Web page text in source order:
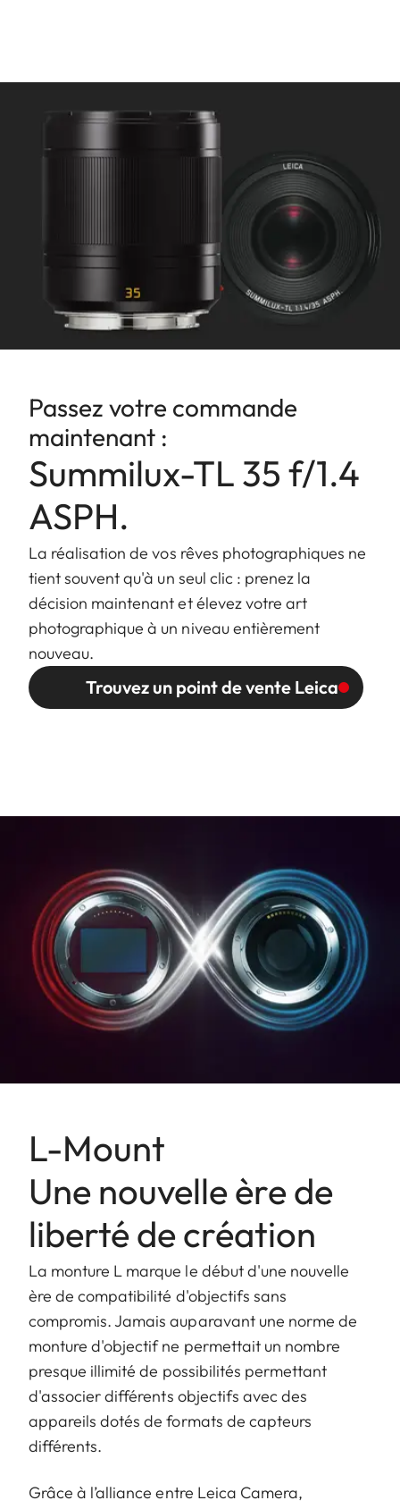
Plus petit objet/Plus large objet
dans le champ de vision : 220 x
Réglage : Électronique,
ajustement grâce au boutons
de réglages de l'appareil,
troisièmes valeurs disponibles
Plus petite valeur : 16
Fermeture
baïonnette
Porte-filtre/
Parasoleil
Filetage interne pour les filtres
E60, porte filtre non vissable,
Finition
Anodisé Noir/Argent
Dimensions
et Poids
(sans/avec
parasoleil)
Longueur à la baïonnette :
approx. 77/123 mm
Diamètre le plus large : approx.
70/81 mm
Poids : approx. 428/498 g
Passez votre commande
maintenant :
Summilux-TL 35 f/1.4
ASPH.
La réalisation de vos rêves photographiques ne
tient souvent qu'à un seul clic : prenez la
décision maintenant et élevez votre art
photographique à un niveau entièrement
nouveau.
Trouvez un point de vente Leica
L-Mount
Une nouvelle ère de
liberté de création
La monture L marque le début d'une nouvelle
ère de compatibilité d'objectifs sans
compromis. Jamais auparavant une norme de
monture d'objectif ne permettait un nombre
presque illimité de possibilités permettant
d'associer différents objectifs avec des
appareils dotés de formats de capteurs
différents.
Grâce à l’alliance entre Leica Camera,